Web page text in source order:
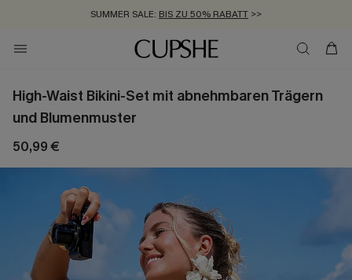
SUMMER SALE: BIS ZU 50% RABATT >>
ZUM NEWSLETTER:BIS ZU -20% EXTRA ERHALTEN
KOSTENLOSER VERSAND AB 89 €
High-Waist Bikini-Set mit abnehmbaren Trägern
und Blumenmuster
50,99 €